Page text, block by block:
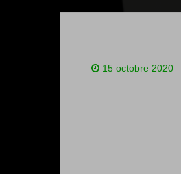
15 octobre 2020